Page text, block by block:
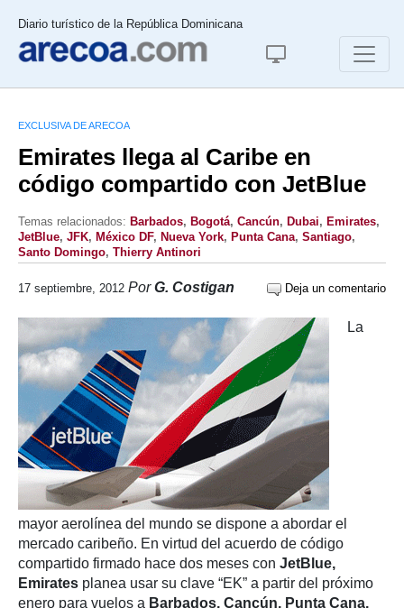
Diario turístico de la República Dominicana
EXCLUSIVA DE ARECOA
Emirates llega al Caribe en
código compartido con JetBlue
Temas relacionados: Barbados, Bogotá, Cancún, Dubai, Emirates,
JetBlue, JFK, México DF, Nueva York, Punta Cana, Santiago,
Santo Domingo, Thierry Antinori
17 septiembre, 2012 PorG. Costigan Deja un comentario
La
mayor aerolínea del mundo se dispone a abordar el
mercado caribeño. En virtud del acuerdo de código
compartido firmado hace dos meses con JetBlue,
Emirates planea usar su clave “EK” a partir del próximo
enero para vuelos a Barbados, Cancún, Punta Cana,